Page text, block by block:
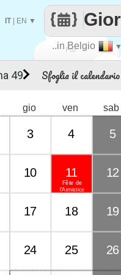
Fai
..in Belgio ▼
IT| EN ▼
Sfoglia il
gio ven sab
3 4 5
10
Fête de
l'Armistice
11 12
17 18 19
24 25 26
49